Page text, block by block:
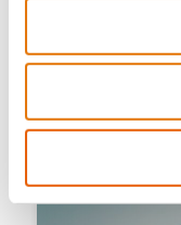
κάθε σκάφος